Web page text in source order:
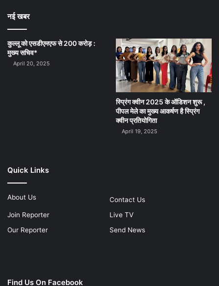
नई खबर
कुल्लू को एसडीएमएफ से 200 करोड़ :
मुख्य सचिव*
April 20, 2025
स्प्रिंग क्वीन 2025 के ऑडिशन शुरू ,
पीपल मेले का मुख्य आकर्षण है स्प्रिंग
क्वीन प्रतियोगिता
April 19, 2025
Quick Links
About Us
Contact Us
Join Reporter
Live TV
Our Reporter
Send News
Find Us On Facebook